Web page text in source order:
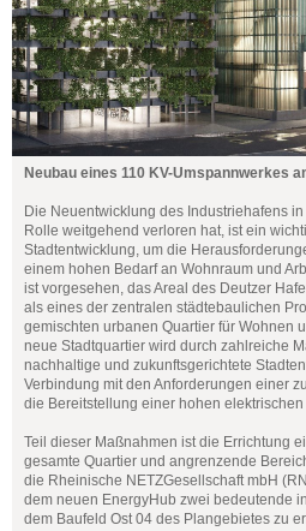
Neubau eines 110 KV-Umspannwerkes
Die Neuentwicklung des Industriehafens
Rolle weitgehend verloren hat, ist ein
Stadtentwicklung, um die
einem hohen Bedarf an Wohnraum und
ist vorgesehen, das Areal des Deutzer
als eines der zentralen städtebaulichen
gemischten urbanen Quartier für Wohnen
neue Stadtquartier wird durch zahlreiche
nachhaltige und zukunftsgerichtete
Verbindung mit den Anforderungen einer
die Bereitstellung einer hohen
Teil dieser Maßnahmen ist die Errichtung
gesamte Quartier und angrenzende
die Rheinische NETZGesellschaft mbH
dem neuen EnergyHub zwei bedeutende
dem Baufeld Ost 04 des Plangebietes zu